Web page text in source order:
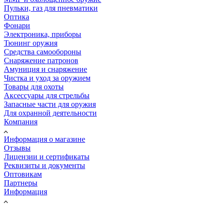
Пульки, газ для пневматики
Оптика
Фонари
Электроника, приборы
Тюнинг оружия
Средства самообороны
Снаряжение патронов
Амуниция и снаряжение
Чистка и уход за оружием
Товары для охоты
Аксессуары для стрельбы
Запасные части для оружия
Для охранной деятельности
Компания
Информация о магазине
Отзывы
Лицензии и сертификаты
Реквизиты и документы
Оптовикам
Партнеры
Информация